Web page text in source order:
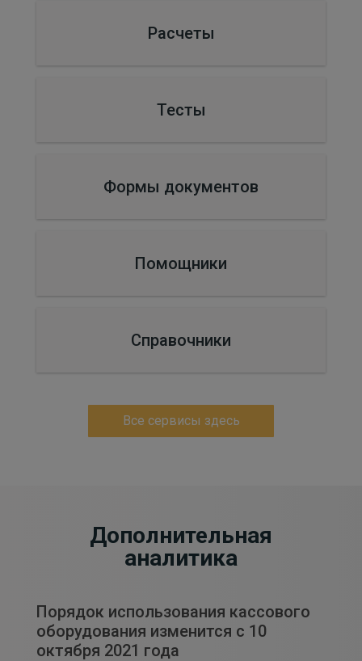
Расчеты
Тесты
Формы документов
Помощники
Справочники
Все сервисы здесь
Дополнительная
аналитика
Порядок использования кассового
оборудования изменится с 10
октября 2021 года